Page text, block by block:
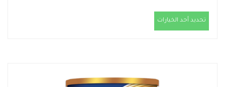
تحديد أحد الخيارات